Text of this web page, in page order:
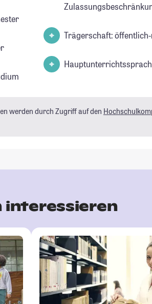
Trägerschaft:
werden durch Zugriff auf den
interessieren